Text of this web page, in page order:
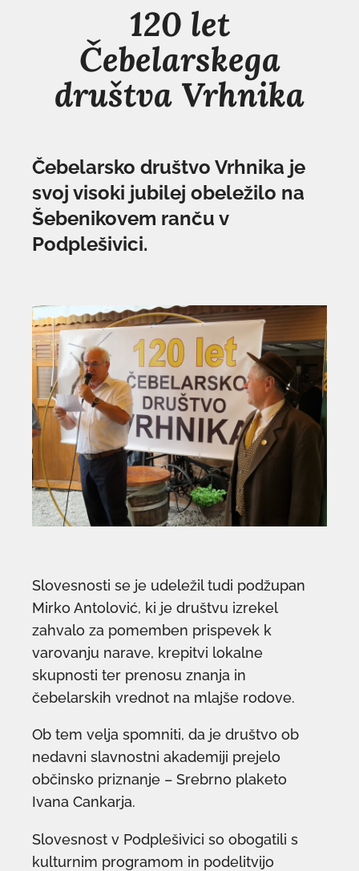
120 let
Čebelarskega
društva Vrhnika
Čebelarsko društvo Vrhnika je
svoj visoki jubilej obeležilo na
Šebenikovem ranču v
Podplešivici.
Slovesnosti se je udeležil tudi podžupan
Mirko Antolović, ki je društvu izrekel
zahvalo za pomemben prispevek k
varovanju narave, krepitvi lokalne
skupnosti ter prenosu znanja in
čebelarskih vrednot na mlajše rodove.
Ob tem velja spomniti, da je društvo ob
nedavni slavnostni akademiji prejelo
občinsko priznanje – Srebrno plaketo
Ivana Cankarja.
Slovesnost v Podplešivici so obogatili s
kulturnim programom in podelitvijo